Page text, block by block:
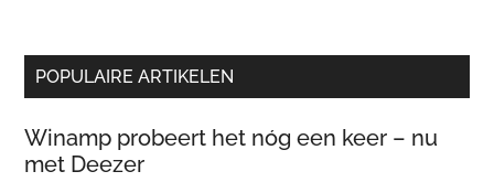
POPULAIRE ARTIKELEN
Winamp probeert het nóg een keer – nu
met Deezer